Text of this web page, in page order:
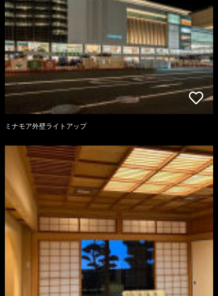
ミナモア外壁ライトアップ